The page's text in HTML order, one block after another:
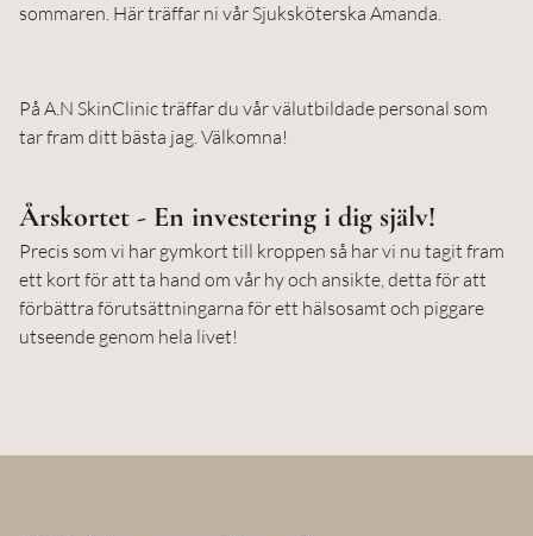
sommaren. Här träffar ni vår Sjuksköterska Amanda.
På A.N SkinClinic träffar du vår välutbildade personal som
tar fram ditt bästa jag. Välkomna!
Årskortet - En investering i dig själv!
Precis som vi har gymkort till kroppen så har vi nu tagit fram
ett kort för att ta hand om vår hy och ansikte, detta för att
förbättra förutsättningarna för ett hälsosamt och piggare
utseende genom hela livet!